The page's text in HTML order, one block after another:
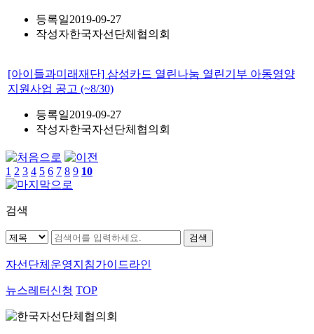
등록일2019-09-27
작성자한국자선단체협의회
[아이들과미래재단] 삼성카드 열린나눔 열린기부 아동영양
지원사업 공고 (~8/30)
등록일2019-09-27
작성자한국자선단체협의회
1 2 3 4 5 6 7 8 9 10
검색
자선단체 운영지침가이드라인
뉴스레터신청 TOP